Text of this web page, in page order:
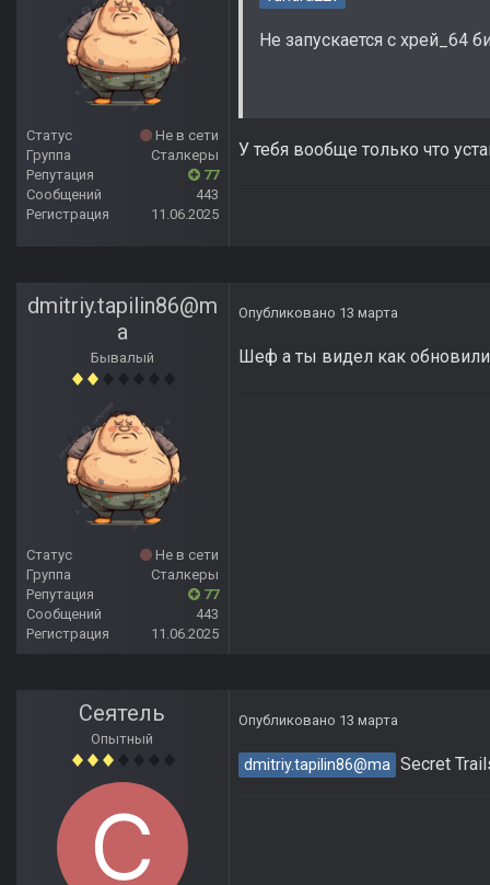
Статус
Не в сети
Группа
Сталкеры
Репутация
77
Сообщений
443
Регистрация
11.06.2025
Не запускается с хрей_64
У тебя вообще только что
dmitriy.tapilin86@m
a
Бывалый
Статус
Не в сети
Группа
Сталкеры
Репутация
77
Сообщений
443
Регистрация
11.06.2025
Опубликовано 13 марта
Шеф а ты видел как
Сеятель
Опытный
Опубликовано 13 марта
dmitriy.tapilin86@ma Secret